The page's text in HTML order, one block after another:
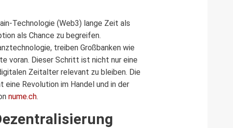
Technologie (Web3) lange Zeit als
als Chance zu begreifen.
treiben Großbanken wie
voran. Dieser Schritt ist nicht nur eine
Zeitalter relevant zu bleiben. Die
eine Revolution im Handel und in der
nume.ch.